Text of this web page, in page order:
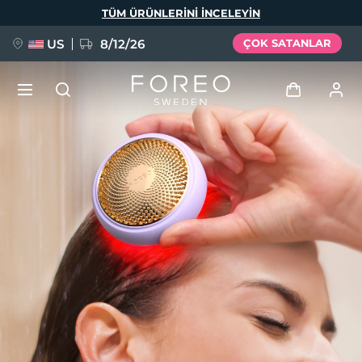
TÜM ÜRÜNLERINI INCELEYIN
US 8/12/26 ÇOK SATANLAR
Giriş
Kullanici profi̇li̇
Cihazlarım
Siparişlerim
Adresim
Aboneliklerim
FAQ™ Pure Beauty-Tech Elixir
BREAKING NEWS
issa™ Teeth Whitening Set
Dil Seçimi
Deutsch
Español
Français
Italiano
Português
Polski
Svenska
Русский
Türkçe
简体中文 繁體中文